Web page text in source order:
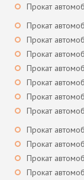
Прокат
Прокат
Прокат
Прокат
Прокат
Прокат
Прокат
Прокат
Прокат
Прокат
Прокат
Прокат